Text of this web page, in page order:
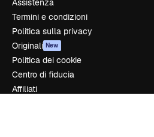
Assistenza
Termini e condizioni
Politica sulla privacy
Originali New
Politica dei cookie
Centro di fiducia
Affiliati